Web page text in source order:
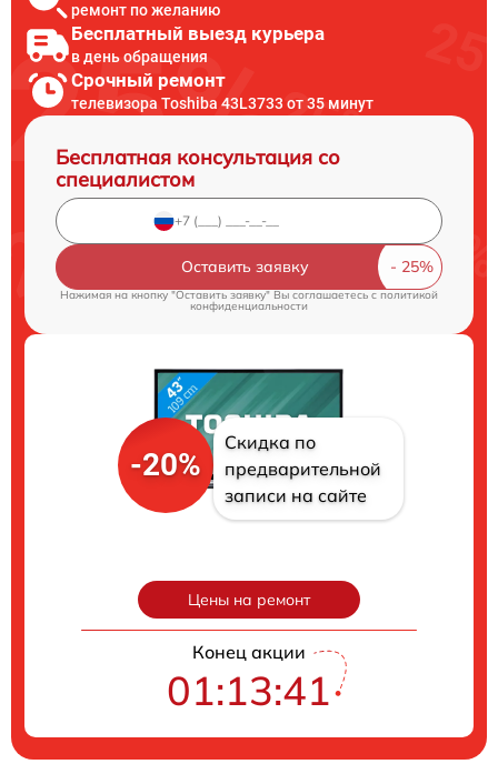
ремонт по желанию
Бесплатный выезд курьера
в день обращения
Срочный ремонт
телевизора Toshiba 43L3733 от 35 минут
Бесплатная консультация со
специалистом
Оставить заявку
Нажимая на кнопку "Оставить заявку" Вы соглашаетесь cполитикой
конфиденциальности
-20%
Скидка по
предварительной
записи на сайте
Цены на ремонт
Конец акции
01:13:40